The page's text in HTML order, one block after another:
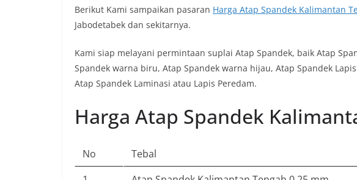
Berikut Kami sampaikan pasaran Harga Atap Spandek Kalimantan
Jabodetabek dan sekitarnya.
Kami siap melayani permintaan suplai Atap Spandek, baik Atap
Spandek warna biru, Atap Spandek warna hijau, Atap Spandek
Atap Spandek Laminasi atau Lapis Peredam.
Harga Atap Spandek
No Tebal